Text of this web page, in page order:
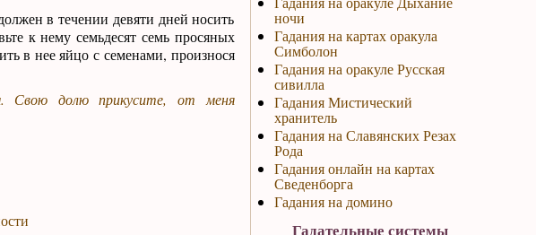
в течении девяти дней носить
к нему семьдесят семь просяных
в нее яйцо с семенами, произнося
Свою долю прикусите, от меня
ночи
Гадания на картах оракула
Симболон
Гадания на оракуле Русская
сивилла
Гадания Мистический
хранитель
Гадания на Славянских Резах
Рода
Гадания онлайн на картах
Сведенборга
Гадания на домино
Гадательные системы